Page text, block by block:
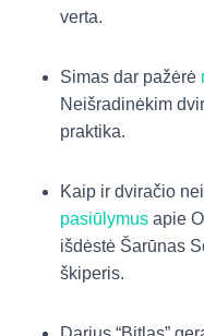
verta.
Simas dar pažėrė
Neišradinėkim
praktika.
Kaip ir dviračio
pasiūlymus apie
išdėstė Šarūnas
škiperis.